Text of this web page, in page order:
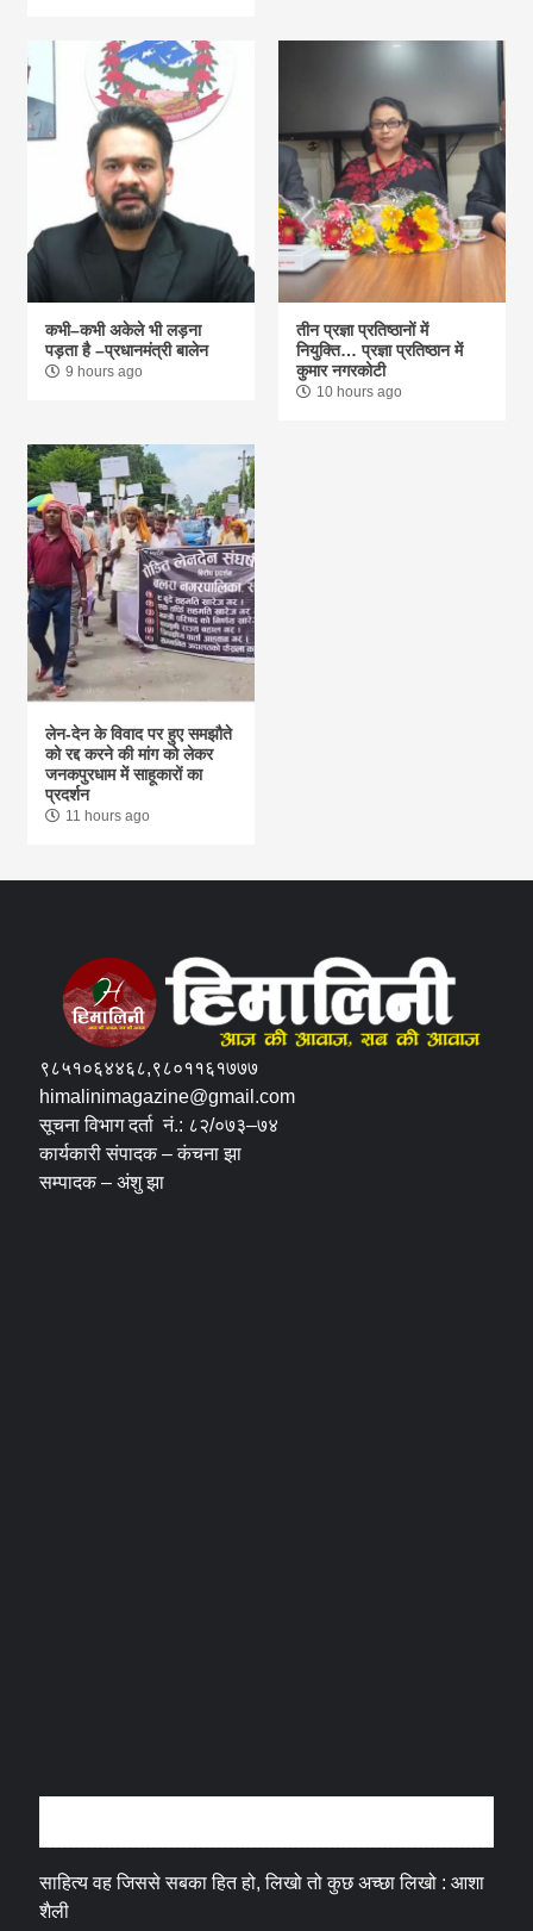
कभी–कभी अकेले भी लड़ना
पड़ता है –प्रधानमंत्री बालेन
9 hours ago
तीन प्रज्ञा प्रतिष्ठानों में
नियुक्ति… प्रज्ञा प्रतिष्ठान में
कुमार नगरकोटी
10 hours ago
लेन-देन के विवाद पर हुए समझौते
को रद्द करने की मांग को लेकर
जनकपुरधाम में साहूकारों का
प्रदर्शन
11 hours ago
९८५१०६४४६८,९८०११६१७७७
himalinimagazine@gmail.com
सूचना विभाग दर्ता नं.: ८२/०७३–७४
कार्यकारी संपादक – कंचना झा
सम्पादक – अंशु झा
साहित्य वह जिससे सबका हित हो, लिखो तो कुछ अच्छा लिखो : आशा
शैली